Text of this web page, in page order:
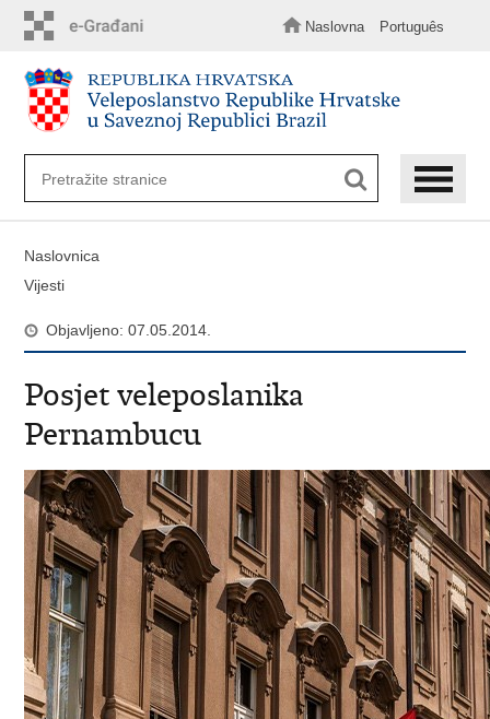
sadržaj
Naslovna Português
Naslovnica
Vijesti
Objavljeno: 07.05.2014.
Posjet veleposlanika
Pernambucu